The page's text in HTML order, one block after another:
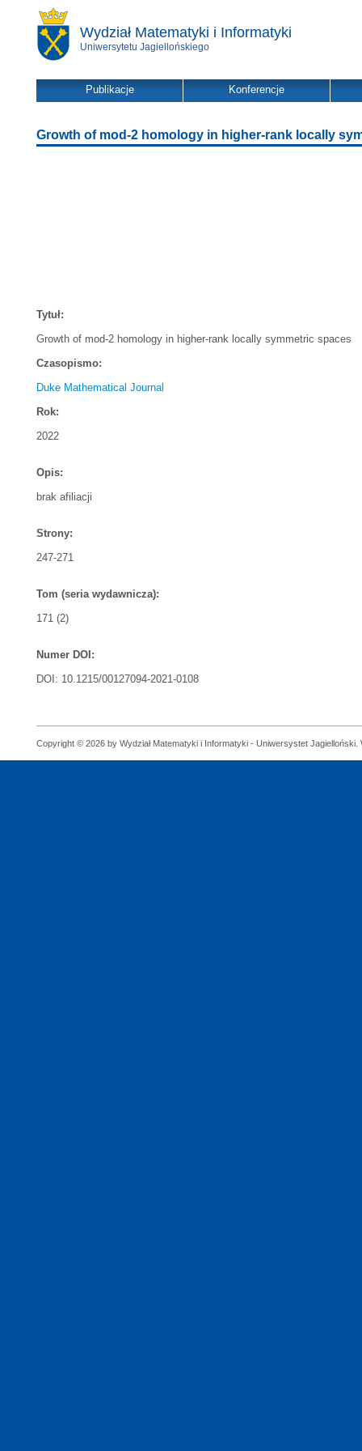
Wydział Matematyki i Informatyki
Uniwersytetu Jagiellońskiego
Publikacje Konferencje
Growth of mod-2 homology in higher-rank locally
Tytuł:
Growth of mod-2 homology in higher-rank locally symmetric spaces
Czasopismo:
Duke Mathematical Journal
Rok:
2022
Opis:
brak afiliacji
Strony:
247-271
Tom (seria wydawnicza):
171 (2)
Numer DOI:
DOI: 10.1215/00127094-2021-0108
Copyright © 2026 by Wydział Matematyki i Informatyki - Uniwersystet